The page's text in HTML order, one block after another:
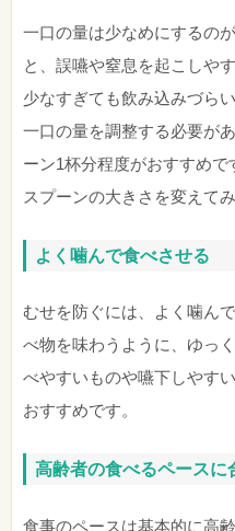
一口の量は少なめにするの
と、誤嚥や窒息を起こしや
少なすぎても飲み込みづら
一口の量を調整する必要が
ーン1杯分程度がおすすめ
スプーンの大きさを変えて
よく噛んで食べさせる
むせを防ぐには、よく噛ん
べ物を味わうように、ゆっ
べやすいものや嚥下しやす
おすすめです。
高齢者の食べるペースに
食事のペースは基本的に高